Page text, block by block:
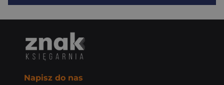
Napisz do nas